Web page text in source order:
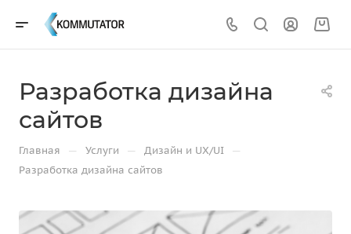
Разработка дизайна
сайтов
Главная — Услуги — Дизайн и UX/UI —
Разработка дизайна сайтов